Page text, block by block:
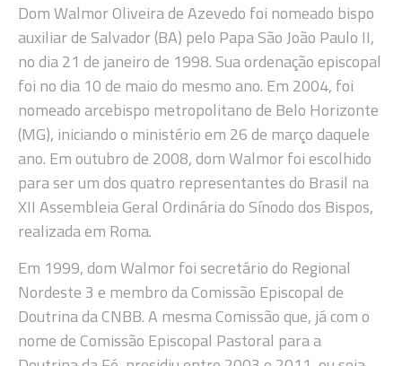
Dom Walmor Oliveira de Azevedo foi nomeado bispo
auxiliar de Salvador (BA) pelo Papa São João Paulo II,
no dia 21 de janeiro de 1998. Sua ordenação episcopal
foi no dia 10 de maio do mesmo ano. Em 2004, foi
nomeado arcebispo metropolitano de Belo Horizonte
(MG), iniciando o ministério em 26 de março daquele
ano. Em outubro de 2008, dom Walmor foi escolhido
para ser um dos quatro representantes do Brasil na
XII Assembleia Geral Ordinária do Sínodo dos Bispos,
realizada em Roma.
Em 1999, dom Walmor foi secretário do Regional
Nordeste 3 e membro da Comissão Episcopal de
Doutrina da CNBB. A mesma Comissão que, já com o
nome de Comissão Episcopal Pastoral para a